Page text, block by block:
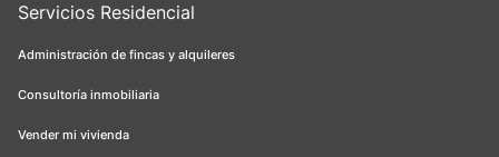
Servicios Residencial
Administración de fincas y alquileres
Consultoría inmobiliaria
Vender mi vivienda